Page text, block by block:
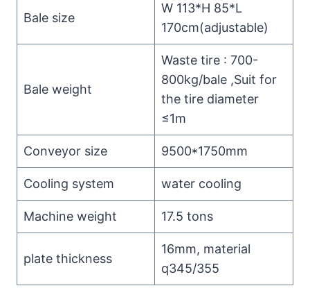
Bale size
W 113*H 85*L
170cm(adjustable)
Bale weight
Waste tire : 700-
800kg/bale ,Suit for
the tire diameter
≤1m
Conveyor size 9500*1750mm
Cooling system water cooling
Machine weight 17.5 tons
plate thickness
16mm, material
q345/355